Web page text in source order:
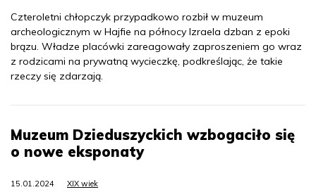
Czteroletni chłopczyk przypadkowo rozbił w muzeum
archeologicznym w Hajfie na północy Izraela dzban z epoki
brązu. Władze placówki zareagowały zaproszeniem go wraz
z rodzicami na prywatną wycieczkę, podkreślając, że takie
rzeczy się zdarzają.
Muzeum Dzieduszyckich wzbogaciło się
o nowe eksponaty
15.01.2024 XIX wiek